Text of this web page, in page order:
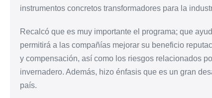
instrumentos concretos transformadores para la
Recalcó que es muy importante el programa; que
permitirá a las compañías mejorar su beneficio
y compensación, así como los riesgos relacionados
invernadero. Además, hizo énfasis que es un gran
país.